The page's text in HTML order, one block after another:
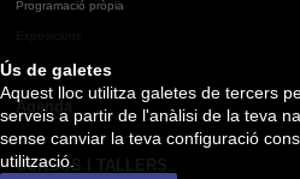
Ús de galetes
Aquest lloc utilitza galetes de tercers
serveis a partir de l'anàlisi de la teva
sense canviar la teva configuració
utilització.
Programació pròpia
Agenda
CURSOS I TALLERS